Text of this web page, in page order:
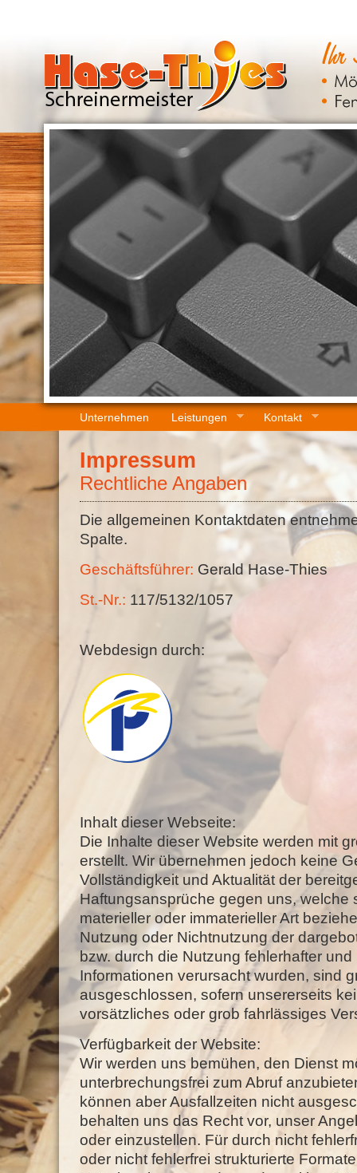
Unternehmen Leistungen Kontakt
Impressum
Rechtliche Angaben
Die allgemeinen Kontaktdaten
Spalte.
Geschäftsführer: Gerald Hase-Thies
St.-Nr.: 117/5132/1057
Webdesign durch:
Inhalt dieser Webseite:
Die Inhalte dieser Website werden mit
erstellt. Wir übernehmen jedoch keine
Vollständigkeit und Aktualität der
Haftungsansprüche gegen uns, welche
materieller oder immaterieller Art
Nutzung oder Nichtnutzung der
bzw. durch die Nutzung fehlerhafter
Informationen verursacht wurden, sind
ausgeschlossen, sofern unsererseits
vorsätzliches oder grob fahrlässiges
Verfügbarkeit der Website:
Wir werden uns bemühen, den Dienst
unterbrechungsfrei zum Abruf
können aber Ausfallzeiten nicht
behalten uns das Recht vor, unser
oder einzustellen. Für durch nicht
oder nicht fehlerfrei strukturierte